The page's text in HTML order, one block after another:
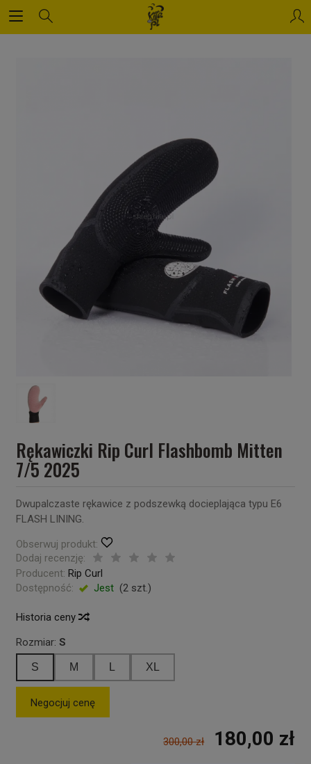
Rękawiczki Rip Curl Flashbomb Mitten
7/5 2025
Dwupalczaste rękawice z podszewką docieplająca typu E6
FLASH LINING.
Obserwuj produkt:
Dodaj recenzję:
Producent: Rip Curl
Dostępność:
Jest (2szt.)
Historia ceny
Rozmiar: S
S M XL
Negocjuj cenę
300,00 zł 180,00 zł